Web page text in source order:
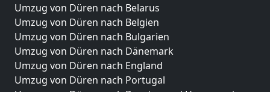
Umzug von Düren nach Belarus
Umzug von Düren nach Belgien
Umzug von Düren nach Bulgarien
Umzug von Düren nach Dänemark
Umzug von Düren nach England
Umzug von Düren nach Portugal